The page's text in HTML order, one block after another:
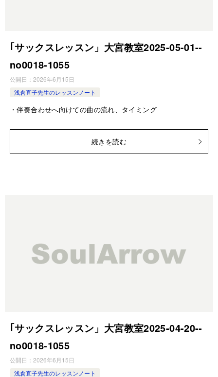
｢サックスレッスン」大宮教室2025-05-01-­
no0018-­1055
公開日： 2026年6月15日
浅倉直子先生のレッスンノート
・伴奏合わせへ向けての曲の流れ、タイミング
続きを読む
｢サックスレッスン」大宮教室2025-04-20-­
no0018-­1055
公開日： 2026年6月15日
浅倉直子先生のレッスンノート